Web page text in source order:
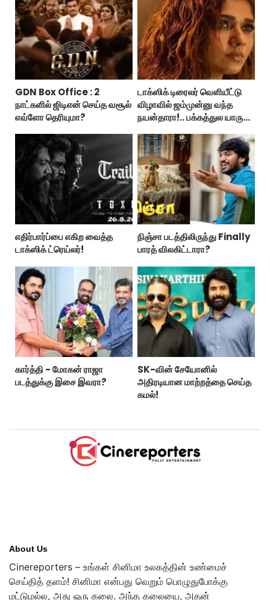
GDN Box Office : 2
நாட்களில் ஜிடிஎன் செய்த வசூல்
எவ்ளோ தெரியுமா?
டாக்ஸிக் டிரைலர் வெளியீட்டு
விழாவில் ஜம்முன்னு வந்த
நயன்தாரா!.. பக்கத்துல யாரு
எதிர்பார்ப்பை எகிற வைத்த
டாக்ஸிக் ட்ரெய்லர்!
நிஞ்சா படத்திலிருந்து Finally
பாரத் விலகிட்டாரா?
கார்த்தி - மோகன் ராஜா
படத்துக்கு இசை இவரா?
SK-வின் சேயோனில்
அதிரடியான மாற்றத்தை செய்த
கமல்!
About Us
Cinereporters – உங்கள் சினிமா உலகத்தின் உண்மைச்
செய்தித் தளம்! சினிமா என்பது வெறும் பொழுதுபோக்கு
மட்டுமல்ல, அது ஒரு கலை. அந்த கலையை, அதன்